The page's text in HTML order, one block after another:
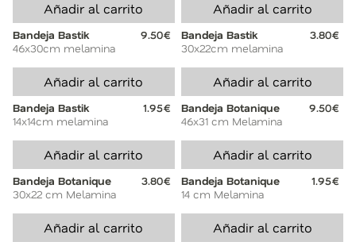
Añadir al carrito
Bandeja Bastik
9.50€
46x30cm melamina
Añadir al carrito
Bandeja Bastik
3.80€
30x22cm melamina
Añadir al carrito
Bandeja Bastik
1.95€
14x14cm melamina
Añadir al carrito
Bandeja Botanique
9.50€
46x31 cm Melamina
Añadir al carrito
Bandeja Botanique
3.80€
30x22 cm Melamina
Añadir al carrito
Bandeja Botanique
1.95€
14 cm Melamina
Añadir al carrito Añadir al carrito